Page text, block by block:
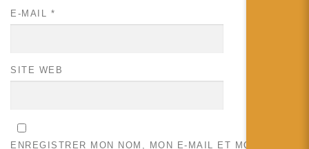
E-MAIL *
SITE WEB
ENREGISTRER MON NOM, MON E-MAIL ET MON SITE